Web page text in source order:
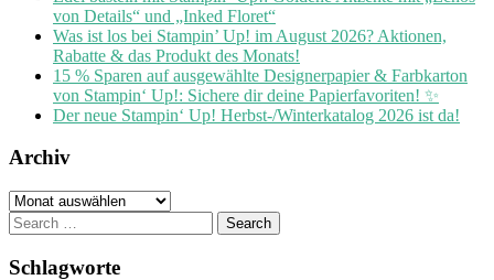
von Details“ und „Inked Floret“
Was ist los bei Stampin’ Up! im August 2026? Aktionen,
Rabatte & das Produkt des Monats!
15 % Sparen auf ausgewählte Designerpapier & Farbkarton
von Stampin‘ Up!: Sichere dir deine Papierfavoriten! ✨
Der neue Stampin‘ Up! Herbst-/Winterkatalog 2026 ist da!
Archiv
Archiv
Search
for:
Schlagworte